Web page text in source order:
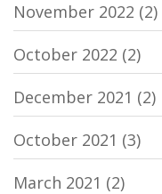
November 2022 (2)
October 2022 (2)
December 2021 (2)
October 2021 (3)
March 2021 (2)